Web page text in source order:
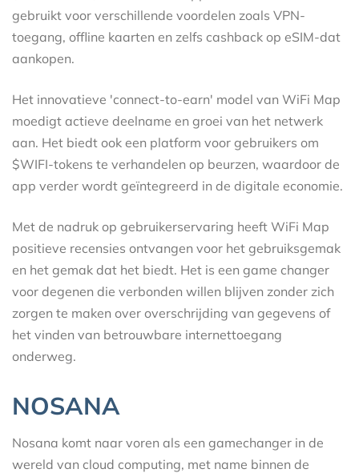
gebruikt voor verschillende voordelen zoals VPN-
toegang, offline kaarten en zelfs cashback op eSIM-dat
aankopen.
Het innovatieve 'connect-to-earn' model van WiFi Map
moedigt actieve deelname en groei van het netwerk
aan. Het biedt ook een platform voor gebruikers om
$WIFI-tokens te verhandelen op beurzen, waardoor de
app verder wordt geïntegreerd in de digitale economie.
Met de nadruk op gebruikerservaring heeft WiFi Map
positieve recensies ontvangen voor het gebruiksgemak
en het gemak dat het biedt. Het is een game changer
voor degenen die verbonden willen blijven zonder zich
zorgen te maken over overschrijding van gegevens of
het vinden van betrouwbare internettoegang
onderweg.
NOSANA
Nosana komt naar voren als een gamechanger in de
wereld van cloud computing, met name binnen de